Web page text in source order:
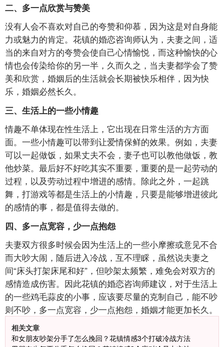
二、多一点欣赏与赞美
没有人会不喜欢对自己的夸赞和仰慕，因为这是对自身能
力或魅力的肯定。花镇的婚恋咨询师认为，夫妻之间，适
当的来自对方的夸赞会使自己心情愉悦，而这种愉快的心
情也会传染给你的另一半，久而久之，当夫妻都学会了赞
美和欣赏，婚姻后的生活就会长期被快乐相伴，因为快
乐，婚姻必然长久。
三、生活上的一些小情趣
情趣不单体现在性生活上，它出现在日常生活的方方面
面。一些小情趣可以带到让爱情保鲜的效果。例如，夫妻
可以一起做饭，如果丈夫不会，妻子也可以教他做饭，教
他炒菜。最后好不好吃其实不重要，重要的是一起劳动的
过程，以及劳动过程中增进的感情。除此之外，一起跳
舞，打游戏等都是生活上的小情趣，只要是能够增进彼此
的感情的事，都是值得去做的。
四、多一点宽容，少一点抱怨
夫妻双方很多时候会因为生活上的一些小摩擦或意见不合
而大吵大闹，随后进入冷战，互不理睬，虽然说夫妻之
间“床头打架床尾和好”，但吵架太频繁，难免会对双方的
感情造成伤害。因此花镇的婚恋咨询师建议，对于生活上
的一些鸡毛蒜皮的小事，应该要尽量的克制自己，能不吵
则不吵，多一点宽容，少一点抱怨，婚姻才能更加长久。
相关文章
和女朋友吵架分手了怎么挽回？花镇情感3个打破冷战方法